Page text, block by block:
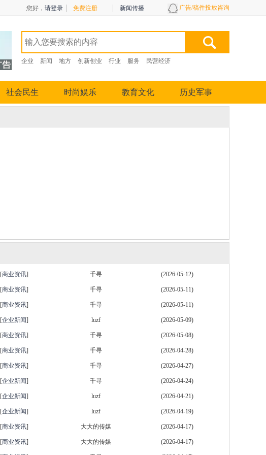
您好， 请登录 免费注册 新闻传播 广告/稿件投放咨询
企业 新闻 地方 创新创业 行业 服务 民营经济
社会民生 时尚娱乐 教育文化 历史军事
[商业资讯] 千寻 (2026-05-12)
[商业资讯] 千寻 (2026-05-11)
[商业资讯] 千寻 (2026-05-11)
[企业新闻] luzf (2026-05-09)
[商业资讯] 千寻 (2026-05-08)
[商业资讯] 千寻 (2026-04-28)
[商业资讯] 千寻 (2026-04-27)
[企业新闻] 千寻 (2026-04-24)
[企业新闻] luzf (2026-04-21)
[企业新闻] luzf (2026-04-19)
[商业资讯] 大大的传媒 (2026-04-17)
[商业资讯] 大大的传媒 (2026-04-17)